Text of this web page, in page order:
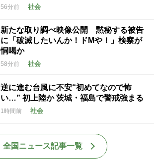
56分前 社会
新たな取り調べ映像公開 黙秘する被告
に「破滅したいんか！ドMや！」検察が
恫喝か
58分前 社会
逆に進む台風に不安“初めてなので怖
い…” 初上陸か 茨城・福島で警戒強まる
1時間前 社会
全国ニュース記事一覧